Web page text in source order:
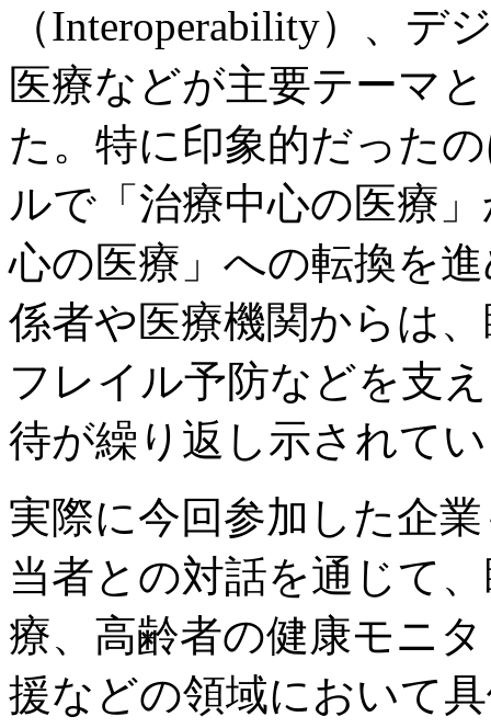
（Interoperability）、デ
医療などが主要テーマ
た。特に印象的だった
ルで「治療中心の医療
心の医療」への転換を
係者や医療機関からは
フレイル予防などを支
待が繰り返し示されて
実際に今回参加した企
当者との対話を通じて
療、高齢者の健康モニ
援などの領域において